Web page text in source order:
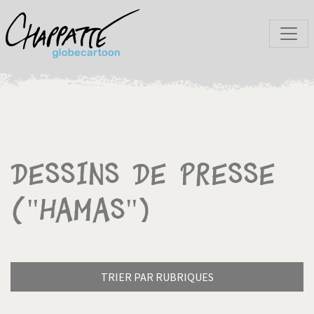
Dessins de presse
("Hamas")
TRIER PAR RUBRIQUES